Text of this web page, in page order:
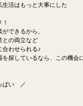
生活はもっと大事にした
できるから、
との両立など
合わせられる♪
を探しているなら、この機会
ぱい ／